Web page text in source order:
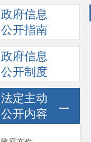
政府信息
公开指南
政府信息
公开制度
法定主动
公开内容